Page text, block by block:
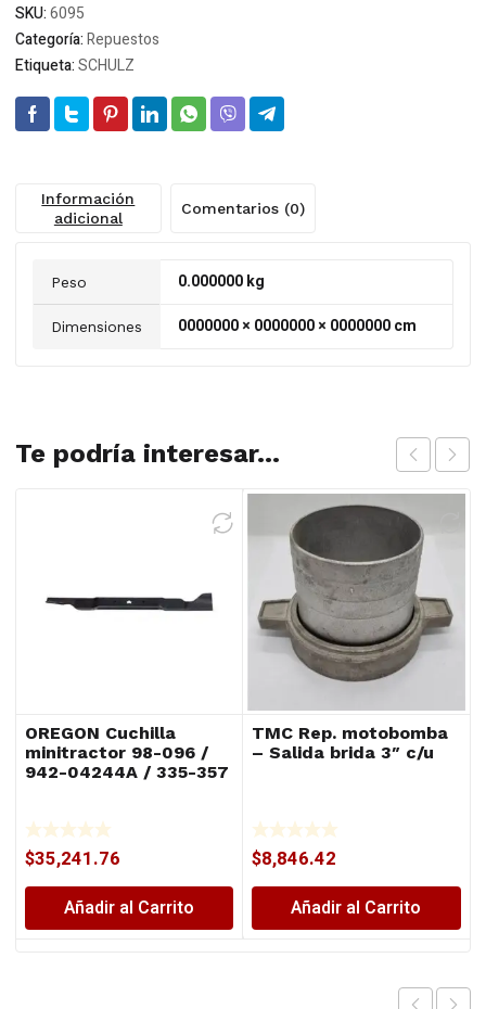
SKU:6095
Categoría:Repuestos
Etiqueta:SCHULZ
Información
adicional
Comentarios (0)
Peso 0.000000 kg
Dimensiones 0000000 × 0000000 × 0000000 cm
Te podría interesar...
OREGON Cuchilla
minitractor 98-096 /
942-04244A / 335-357
$35,241.76
Añadir al Carrito
TMC Rep. motobomba
– Salida brida 3″ c/u
$8,846.42
Añadir al Carrito